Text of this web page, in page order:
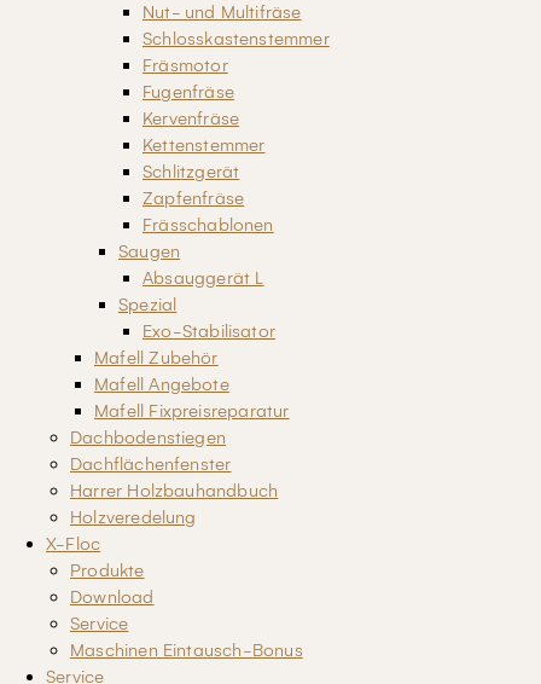
Nut- und Multifräse
Schlosskastenstemmer
Fräsmotor
Fugenfräse
Kervenfräse
Kettenstemmer
Schlitzgerät
Zapfenfräse
Frässchablonen
Saugen
Absauggerät L
Spezial
Exo-Stabilisator
Mafell Zubehör
Mafell Angebote
Mafell Fixpreisreparatur
Dachbodenstiegen
Dachflächenfenster
Harrer Holzbauhandbuch
Holzveredelung
X-Floc
Produkte
Download
Service
Maschinen Eintausch-Bonus
Service